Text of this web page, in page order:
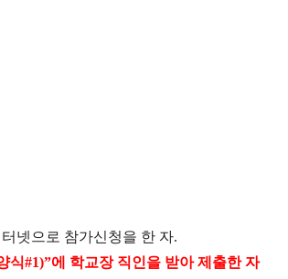
넷으로 참가신청을 한 자.
식#1)”에 학교장 직인을 받아 제출한 자